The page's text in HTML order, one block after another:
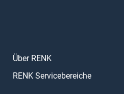
Über RENK
RENK Servicebereiche